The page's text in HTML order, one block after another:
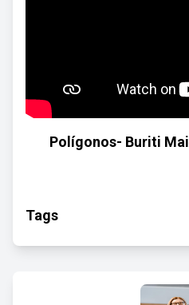
Polígonos- Buriti
Tags